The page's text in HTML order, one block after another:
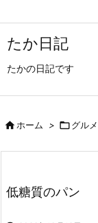
たか日記
たかの日記です
ホーム > グルメ
低糖質のパン